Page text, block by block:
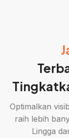
Optimalkan
raih lebih
Lingga